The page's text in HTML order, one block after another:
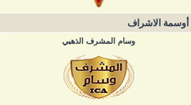
أوسمة الاشراف
وسام المشرف الذهبي